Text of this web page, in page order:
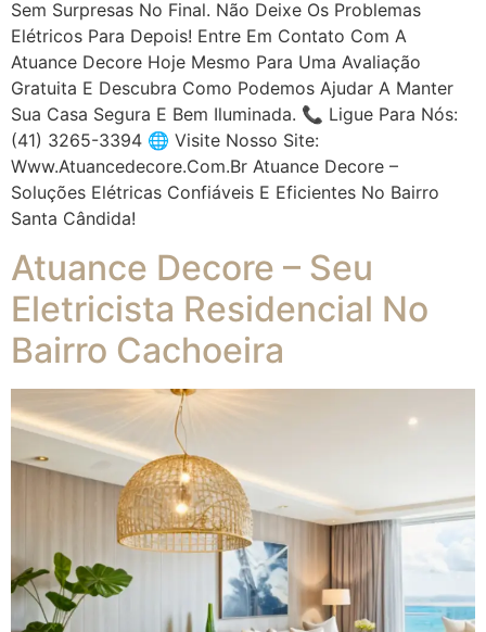
Sem Surpresas No Final. Não Deixe Os Problemas
Elétricos Para Depois! Entre Em Contato Com A
Atuance Decore Hoje Mesmo Para Uma Avaliação
Gratuita E Descubra Como Podemos Ajudar A Manter
Sua Casa Segura E Bem Iluminada. 📞 Ligue Para Nós:
(41) 3265-3394 🌐 Visite Nosso Site:
Www.atuancedecore.com.br Atuance Decore –
Soluções Elétricas Confiáveis E Eficientes No Bairro
Santa Cândida!
Atuance Decore – Seu
Eletricista Residencial No
Bairro Cachoeira